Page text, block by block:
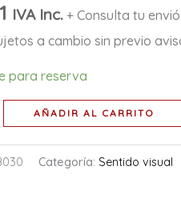
IVA Inc. + Consulta tu
a cambio sin previo
para reserva
AÑADIR AL CARRITO
Categoría: Sentido visual